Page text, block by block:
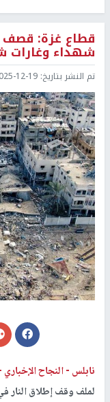
قطاع غزة: قصف
شهداء وغارات
تم النشر بتاريخ: 12-19 10:45
نابلس -النجاح الإخباري
لملف وقف إطلاق